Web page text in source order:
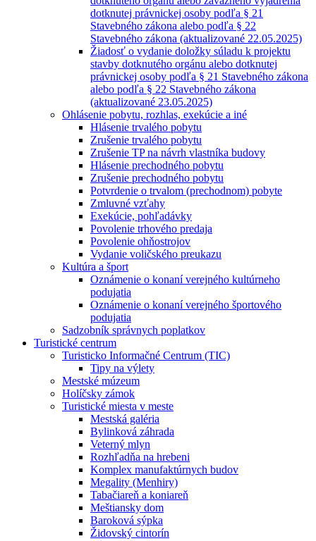
dotknutej právnickej osoby podľa § 21
Stavebného zákona alebo podľa § 22
Stavebného zákona (aktualizované 22.05.2025)
Žiadosť o vydanie doložky súladu k projektu
stavby dotknutého orgánu alebo dotknutej
právnickej osoby podľa § 21 Stavebného zákona
alebo podľa § 22 Stavebného zákona
(aktualizované 23.05.2025)
Ohlásenie pobytu, rozhlas, exekúcie a iné
Hlásenie trvalého pobytu
Zrušenie trvalého pobytu
Zrušenie TP na návrh vlastníka budovy
Hlásenie prechodného pobytu
Zrušenie prechodného pobytu
Potvrdenie o trvalom (prechodnom) pobyte
Zmluvné vzťahy
Exekúcie, pohľadávky
Povolenie trhového predaja
Povolenie ohňostrojov
Vydanie voličského preukazu
Kultúra a šport
Oznámenie o konaní verejného kultúrneho
podujatia
Oznámenie o konaní verejného športového
podujatia
Sadzobník správnych poplatkov
Turistické centrum
Turisticko Informačné Centrum (TIC)
Tipy na výlety
Mestské múzeum
Holíčsky zámok
Turistické miesta v meste
Mestská galéria
Bylinková záhrada
Veterný mlyn
Rozhľadňa na hrebeni
Komplex manufaktúrnych budov
Megality (Menhiry)
Tabačiareň a koniareň
Meštiansky dom
Baroková sýpka
Židovský cintorín